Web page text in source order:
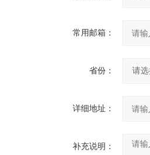
常用邮箱：
省份：
详细地址：
补充说明：